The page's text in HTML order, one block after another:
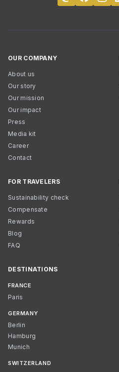
OUR COMPANY
About us
Our story
Our mission
Our impact
Press
Media kit
Career
Contact
FOR TRAVELERS
Sustainability check
Compensate
Rewards
Blog
FAQ
DESTINATIONS
FRANCE
Paris
GERMANY
Berlin
Hamburg
Munich
SWITZERLAND